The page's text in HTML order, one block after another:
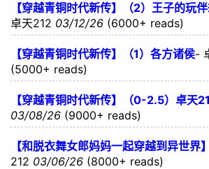
【穿越青铜时代新传】（2）王子的玩
卓天212 03/12/26 (6000+ reads)
【穿越青铜时代新传】（1）各方诸侯-
(5000+ reads)
【穿越青铜时代新传】（0-2.5）卓天
03/08/26 (9000+ reads)
【和脱衣舞女郎妈妈一起穿越到异世界
212 03/06/26 (8000+ reads)